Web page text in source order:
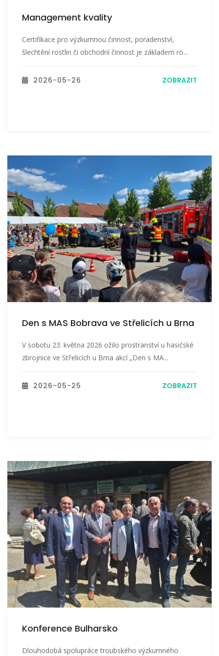
Management kvality
Certifikace pro výzkumnou činnost, poradenství,
šlechtění rostlin či obchodní činnost je základem ro...
2026-05-26 ZOBRAZIT
Den s MAS Bobrava ve Střelicích u Brna
V sobotu 23. května 2026 ožilo prostranství u hasičské
zbrojnice ve Střelicích u Brna akcí „Den s MA...
2026-05-25 ZOBRAZIT
Konference Bulharsko
Dlouhodobá spolupráce troubského výzkumného